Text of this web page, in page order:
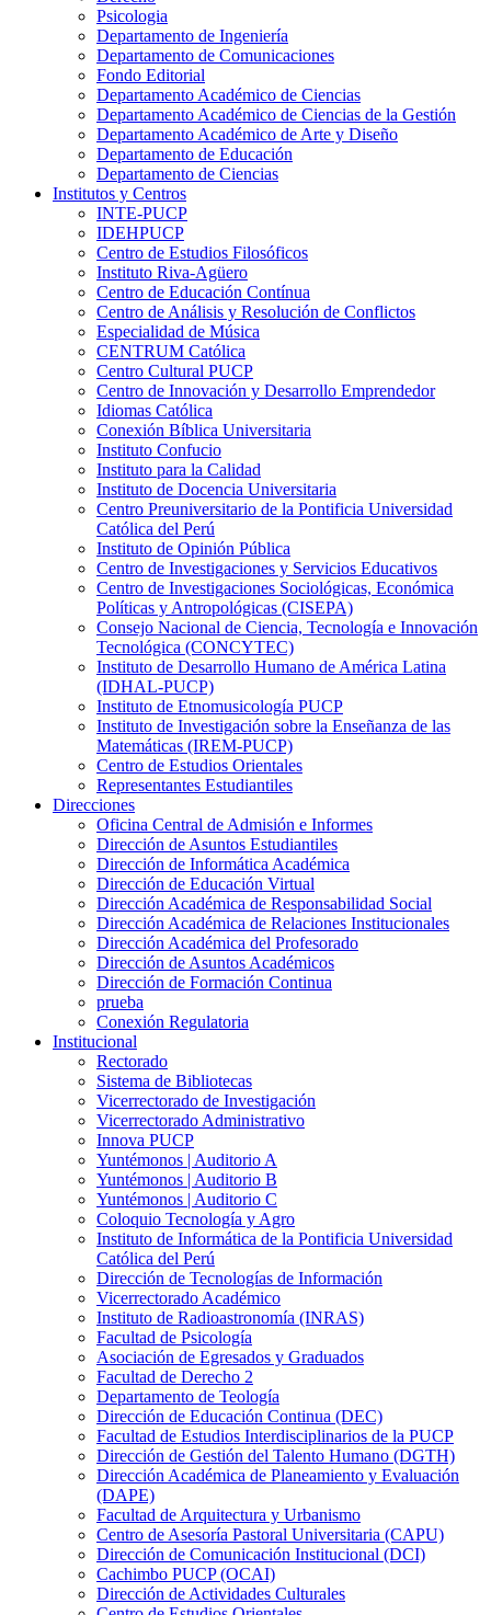
Psicologia
Departamento de Ingeniería
Departamento de Comunicaciones
Fondo Editorial
Departamento Académico de Ciencias
Departamento Académico de Ciencias de la Gestión
Departamento Académico de Arte y Diseño
Departamento de Educación
Departamento de Ciencias
Institutos y Centros
INTE-PUCP
IDEHPUCP
Centro de Estudios Filosóficos
Instituto Riva-Agüero
Centro de Educación Contínua
Centro de Análisis y Resolución de Conflictos
Especialidad de Música
CENTRUM Católica
Centro Cultural PUCP
Centro de Innovación y Desarrollo Emprendedor
Idiomas Católica
Conexión Bíblica Universitaria
Instituto Confucio
Instituto para la Calidad
Instituto de Docencia Universitaria
Centro Preuniversitario de la Pontificia Universidad
Católica del Perú
Instituto de Opinión Pública
Centro de Investigaciones y Servicios Educativos
Centro de Investigaciones Sociológicas, Económica
Políticas y Antropológicas (CISEPA)
Consejo Nacional de Ciencia, Tecnología e Innovación
Tecnológica (CONCYTEC)
Instituto de Desarrollo Humano de América Latina
(IDHAL-PUCP)
Instituto de Etnomusicología PUCP
Instituto de Investigación sobre la Enseñanza de las
Matemáticas (IREM-PUCP)
Centro de Estudios Orientales
Representantes Estudiantiles
Direcciones
Oficina Central de Admisión e Informes
Dirección de Asuntos Estudiantiles
Dirección de Informática Académica
Dirección de Educación Virtual
Dirección Académica de Responsabilidad Social
Dirección Académica de Relaciones Institucionales
Dirección Académica del Profesorado
Dirección de Asuntos Académicos
Dirección de Formación Continua
prueba
Conexión Regulatoria
Institucional
Rectorado
Sistema de Bibliotecas
Vicerrectorado de Investigación
Vicerrectorado Administrativo
Innova PUCP
Yuntémonos | Auditorio A
Yuntémonos | Auditorio B
Yuntémonos | Auditorio C
Coloquio Tecnología y Agro
Instituto de Informática de la Pontificia Universidad
Católica del Perú
Dirección de Tecnologías de Información
Vicerrectorado Académico
Instituto de Radioastronomía (INRAS)
Facultad de Psicología
Asociación de Egresados y Graduados
Facultad de Derecho 2
Departamento de Teología
Dirección de Educación Continua (DEC)
Facultad de Estudios Interdisciplinarios de la PUCP
Dirección de Gestión del Talento Humano (DGTH)
Dirección Académica de Planeamiento y Evaluación
(DAPE)
Facultad de Arquitectura y Urbanismo
Centro de Asesoría Pastoral Universitaria (CAPU)
Dirección de Comunicación Institucional (DCI)
Cachimbo PUCP (OCAI)
Dirección de Actividades Culturales